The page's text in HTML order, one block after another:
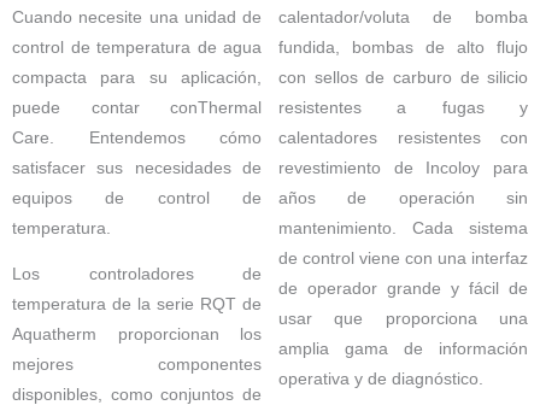
Cuando necesite una unidad de
control de temperatura de agua
compacta para su aplicación,
puede contar conThermal
Care . Entendemos cómo
satisfacer sus necesidades de
equipos de control de
temperatura.
Los controladores de
temperatura de la serie RQT de
Aquatherm proporcionan los
mejores componentes
disponibles, como conjuntos de
calentador/voluta de bomba
fundida, bombas de alto flujo
con sellos de carburo de silicio
resistentes a fugas y
calentadores resistentes con
revestimiento de Incoloy para
años de operación sin
mantenimiento. Cada sistema
de control viene con una interfaz
de operador grande y fácil de
usar que proporciona una
amplia gama de información
operativa y de diagnóstico.